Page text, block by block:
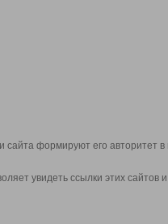
формируют его авторитет в
увидеть ссылки этих сайтов